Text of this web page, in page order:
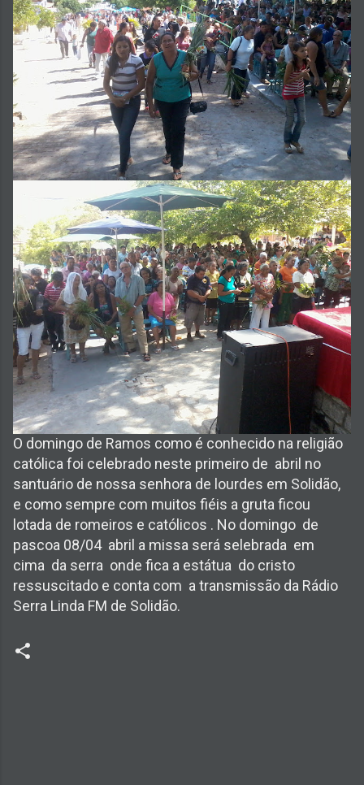
O domingo de Ramos como é conhecido na religião
católica foi celebrado neste primeiro de abril no
santuário de nossa senhora de lourdes em Solidão,
e como sempre com muitos fiéis a gruta ficou
lotada de romeiros e católicos . No domingo de
pascoa 08/04 abril a missa será selebrada em
cima da serra onde fica a estátua do cristo
ressuscitado e conta com a transmissão da Rádio
Serra Linda FM de Solidão.